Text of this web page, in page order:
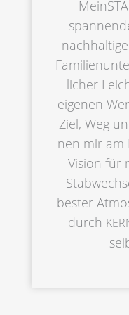
li­cher
eigenen
Ziel, Weg
nen mir am
Vision für
bester
durch